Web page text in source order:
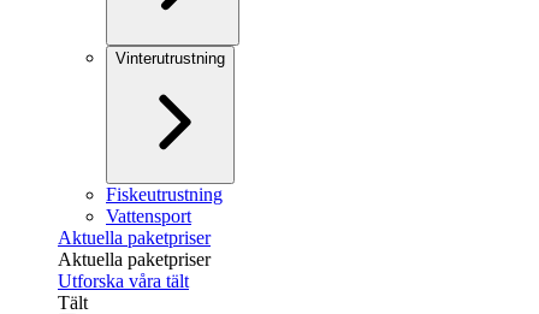
Vinterutrustning
Fiskeutrustning
Vattensport
Aktuella paketpriser
Aktuella paketpriser
Utforska våra tält
Tält